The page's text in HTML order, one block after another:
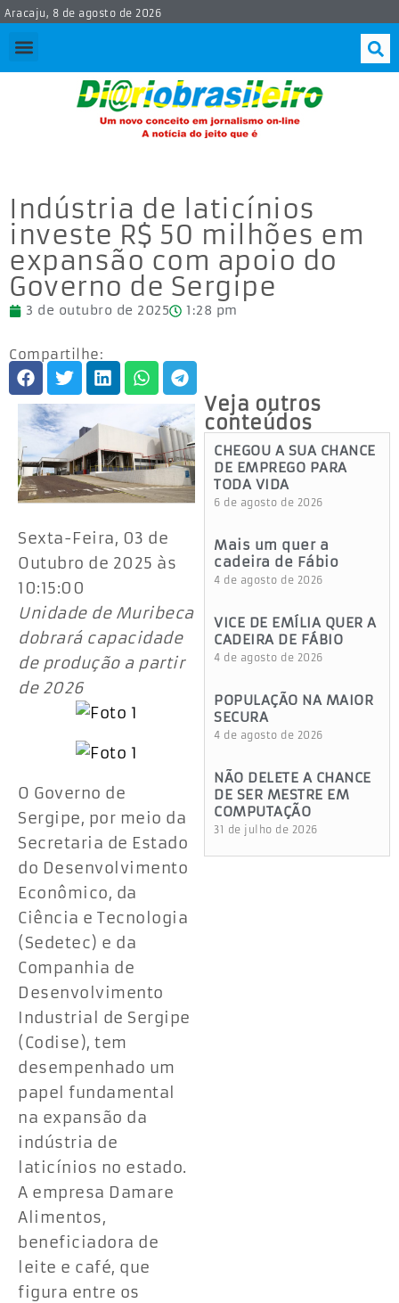
Aracaju, 8 de agosto de 2026
Indústria de laticínios
investe R$ 50 milhões em
expansão com apoio do
Governo de Sergipe
3 de outubro de 2025 1:28 pm
Compartilhe:
Sexta-Feira, 03 de
Outubro de 2025 às
10:15:00
Unidade de Muribeca
dobrará capacidade
de produção a partir
de 2026
O Governo de
Sergipe, por meio da
Secretaria de Estado
do Desenvolvimento
Econômico, da
Ciência e Tecnologia
(Sedetec) e da
Companhia de
Desenvolvimento
Industrial de Sergipe
(Codise), tem
desempenhado um
papel fundamental
na expansão da
indústria de
laticínios no estado.
A empresa Damare
Alimentos,
beneficiadora de
leite e café, que
figura entre os
Veja outros
conteúdos
CHEGOU A SUA CHANCE
DE EMPREGO PARA
TODA VIDA
6 de agosto de 2026
Mais um quer a
cadeira de Fábio
4 de agosto de 2026
VICE DE EMÍLIA QUER A
CADEIRA DE FÁBIO
4 de agosto de 2026
POPULAÇÃO NA MAIOR
SECURA
4 de agosto de 2026
NÃO DELETE A CHANCE
DE SER MESTRE EM
COMPUTAÇÃO
31 de julho de 2026